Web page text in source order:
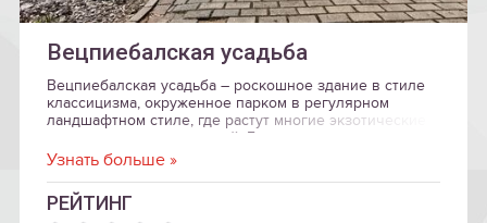
Вецпиебалская усадьба
Вецпиебалская усадьба – роскошное здание в стиле
классицизма, окруженное парком в регулярном
ландшафтном стиле, где растут многие экзотические
виды деревьев и растений. Ее прототип использован
в знаменитом латышском романе «Mērnieku laiki»
Узнать больше »
РЕЙТИНГ